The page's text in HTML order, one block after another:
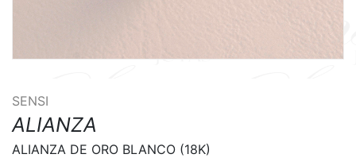
SENSI
ALIANZA
ALIANZA DE ORO BLANCO (18K)